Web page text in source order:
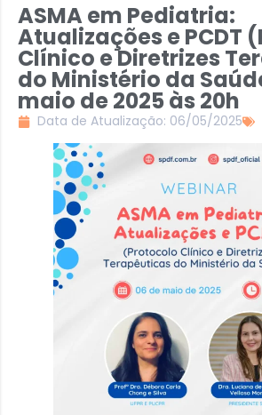
ASMA em Pediatria:
Atualizações e PCDT
Clínico e Diretrizes
do Ministério da
maio de 2025 às 20h
Data de Atualização: 06/05/2025